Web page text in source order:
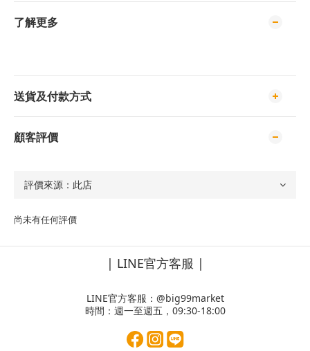
了解更多
送貨及付款方式
顧客評價
尚未有任何評價
| LINE官方客服 |
LINE官方客服： @big99market
時間：週一至週五，09:30-18:00